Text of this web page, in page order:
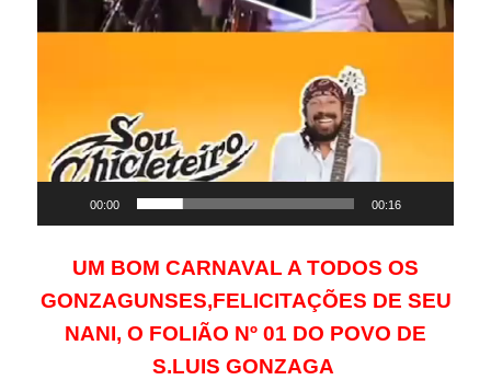
00:00 00:16
UM BOM CARNAVAL A TODOS OS
GONZAGUNSES,FELICITAÇÕES DE SEU
NANI, O FOLIÃO Nº 01 DO POVO DE
S.LUIS GONZAGA